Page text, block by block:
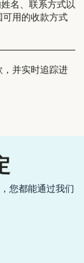
名、联系方式以
可用的收款方式
，并实时追踪进
您都能通过我们